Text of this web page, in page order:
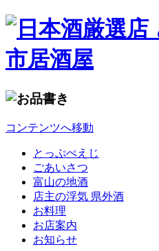
コンテンツへ移動
とっぷぺえじ
ごあいさつ
富山の地酒
店主の浮気 県外酒
お料理
お店案内
お知らせ